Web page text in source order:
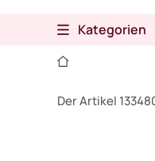
Kategorien
Der Artikel